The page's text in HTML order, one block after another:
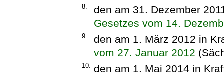
8.
den am 31. Dezember
Gesetzes vom 14.
9.
den am 1. März 2012 in
vom 27. Januar 2012
10.
den am 1. Mai 2014 in